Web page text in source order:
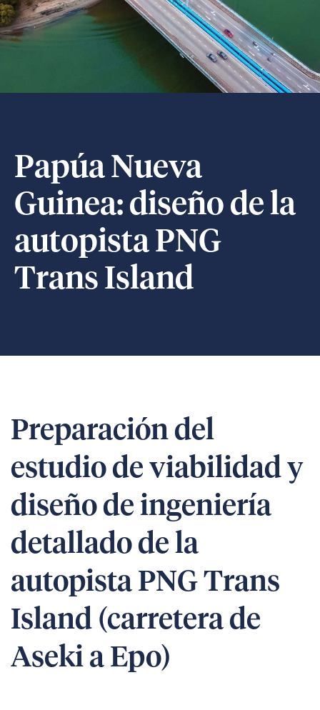
Papúa Nueva
Guinea: diseño de la
autopista PNG
Trans Island
Preparación del
estudio de viabilidad y
diseño de ingeniería
detallado de la
autopista PNG Trans
Island (carretera de
Aseki a Epo)